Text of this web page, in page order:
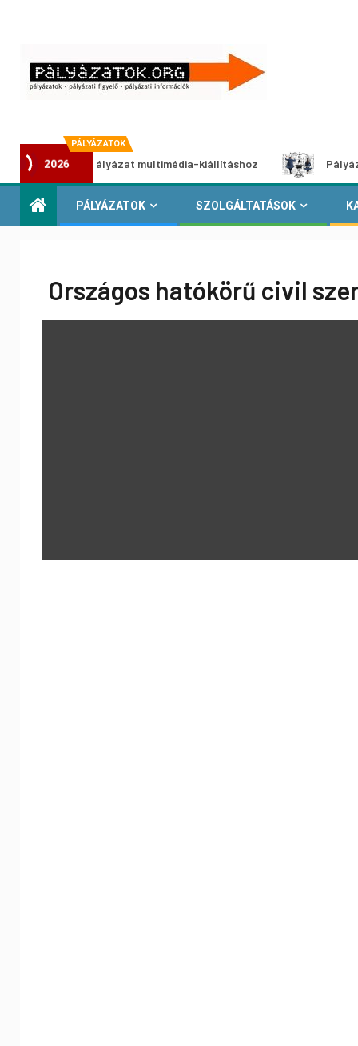
PÁLYÁZATOK
2026
Alkotói pályázat multimédia-kiállításhoz Pályázat a
PÁLYÁZATOK SZOLGÁLTATÁSOK
Országos hatókörű civil